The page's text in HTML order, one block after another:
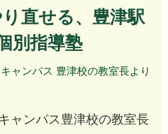
直せる、豊津駅
別指導塾
ャンパス 豊津校の教室長より
ャンパス豊津校の教室長